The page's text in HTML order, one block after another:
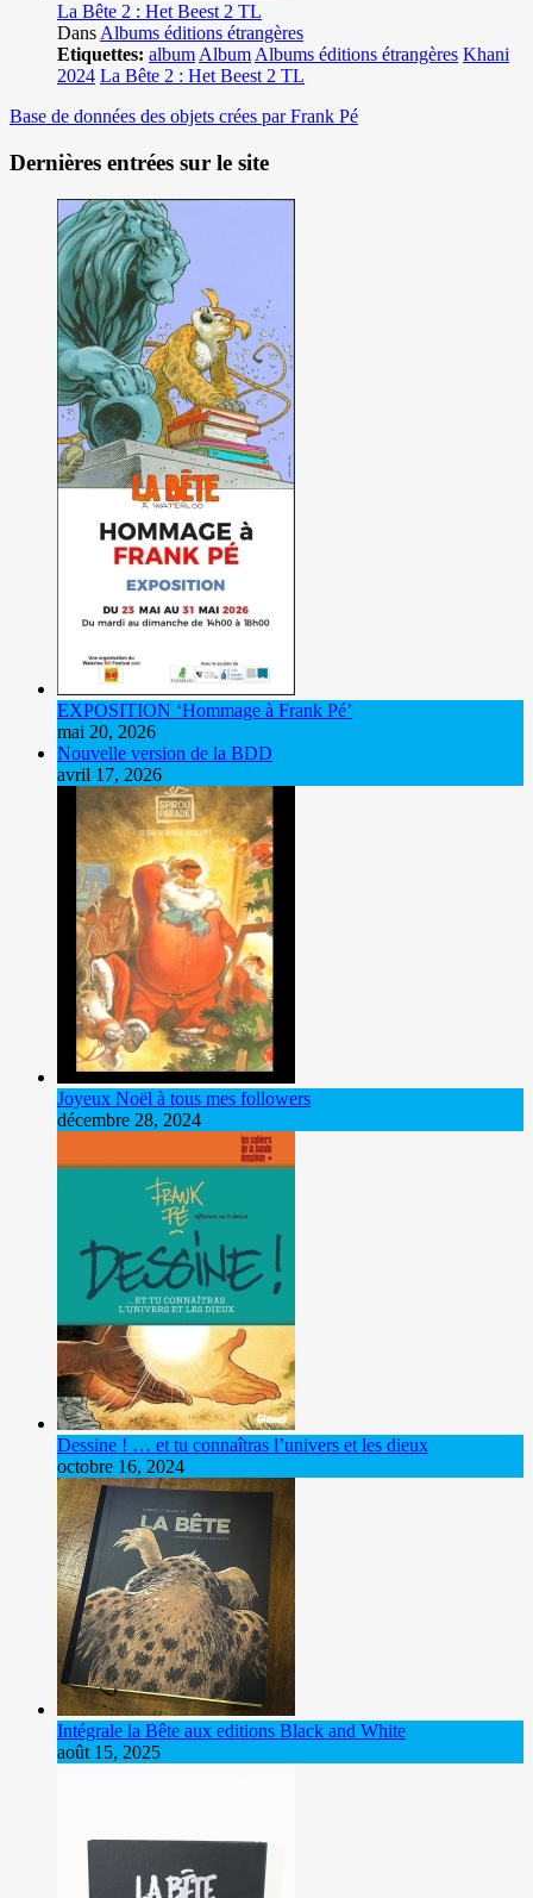
La Bête 2 : Het Beest 2 TL
Dans Albums éditions étrangères
Etiquettes: album Album Albums éditions étrangères Khani
2024 La Bête 2 : Het Beest 2 TL
Base de données des objets crées par Frank Pé
Dernières entrées sur le site
EXPOSITION ‘Hommage à Frank Pé’
mai 20, 2026
Nouvelle version de la BDD
avril 17, 2026
Joyeux Noël à tous mes followers
décembre 28, 2024
Dessine ! … et tu connaîtras l’univers et les dieux
octobre 16, 2024
Intégrale la Bête aux editions Black and White
août 15, 2025